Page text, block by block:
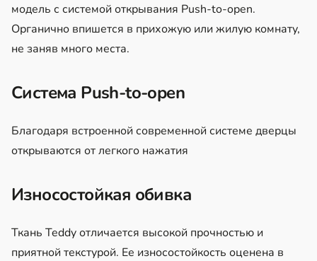
модель с системой открывания Push-to-open.
Органично впишется в прихожую или жилую комнату,
не заняв много места.
Система Push-to-open
Благодаря встроенной современной системе дверцы
открываются от легкого нажатия
Износостойкая обивка
Ткань Teddyотличается высокой прочностью и
приятной текстурой. Ее износостойкость оценена в